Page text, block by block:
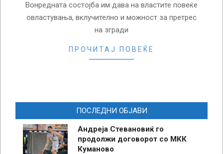
Вонредната состојба им дава на властите повеќе
овластувања, вклучително и можност за претрес
на згради
ПРОЧИТАЈ ПОВЕЌЕ
ПОСЛЕДНИ ОБЈАВИ
Андреја Стевановиќ го
продолжи договорот со МКК
Куманово